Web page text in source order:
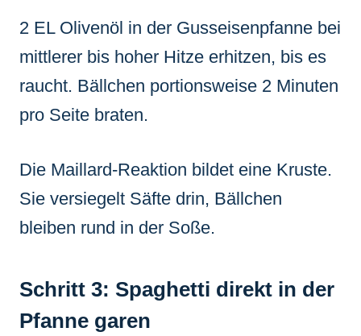
2 EL Olivenöl in der Gusseisenpfanne bei
mittlerer bis hoher Hitze erhitzen, bis es
raucht. Bällchen portionsweise 2 Minuten
pro Seite braten.
Die Maillard-Reaktion bildet eine Kruste.
Sie versiegelt Säfte drin, Bällchen
bleiben rund in der Soße.
Schritt 3: Spaghetti direkt in der
Pfanne garen